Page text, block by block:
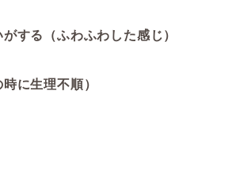
する（ふわふわした感じ）
に生理不順）